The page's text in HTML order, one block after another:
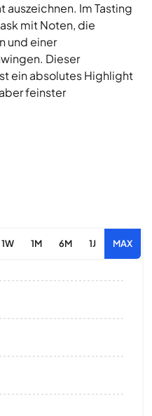
Im Tasting
mit Noten, die
und einer
Dieser
ein absolutes Highlight
feinster
1W 1M 6M 1J MAX